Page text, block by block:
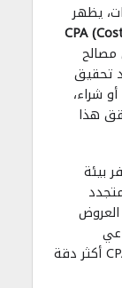
يظهر
مصالح
تحقيق
شراء،
هذا
بيئة
العروض
وتحليلات البيانات، أصبح التسويق بنظام CPA أكثر دقة